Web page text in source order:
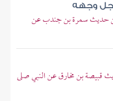
وجهه
حديث سمرة بن جندب عن
قبيصة بن مخارق عن النبي صلى